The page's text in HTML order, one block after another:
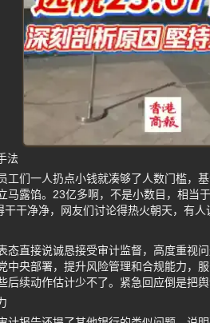
法
工们一人扔点小钱就凑够了人数门槛，
马露馅。23亿多啊，不是小数目，相当
干干净净，网友们讨论得热火朝天，有人
态直接说诚恳接受审计监督，高度重视
中央部署，提升风险管理和合规能力，
后续动作估计少不了。紧急回应倒是把